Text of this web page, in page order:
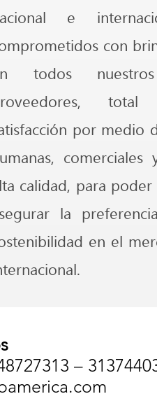
e
con
todos
por medio
calidad, para
la
en el
–